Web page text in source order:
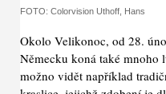
FOTO: Colorvision Uthoff, Hans
Okolo Velikonoc, od 28.
Německu koná také mnoho
možno vidět například